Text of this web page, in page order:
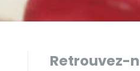
Retrouvez-